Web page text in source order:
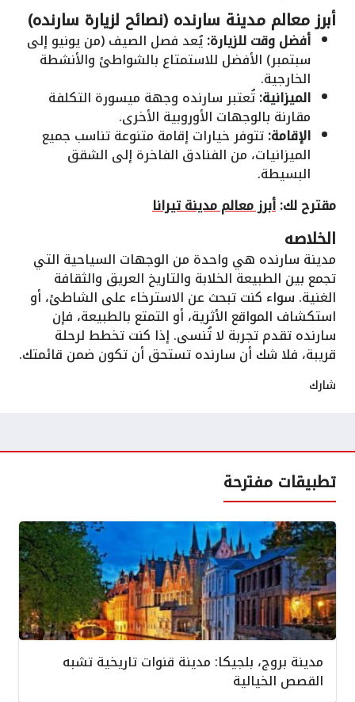
أبرز معالم مدينة سارنده (نصائح لزيارة سارنده)
أفضل وقت للزيارة:يُعد فصل الصيف (من يونيو إلى
سبتمبر) الأفضل للاستمتاع بالشواطئ والأنشطة
الخارجية.
الميزانية:تُعتبر سارنده وجهة ميسورة التكلفة
مقارنة بالوجهات الأوروبية الأخرى.
الإقامة:تتوفر خيارات إقامة متنوعة تناسب جميع
الميزانيات، من الفنادق الفاخرة إلى الشقق
البسيطة.
مقترح لك:أبرز معالم مدينة تيرانا
الخلاصه
مدينة سارنده هي واحدة من الوجهات السياحية التي
تجمع بين الطبيعة الخلابة والتاريخ العريق والثقافة
الغنية. سواء كنت تبحث عن الاسترخاء على الشاطئ، أو
استكشاف المواقع الأثرية، أو التمتع بالطبيعة، فإن
سارنده تقدم تجربة لا تُنسى. إذا كنت تخطط لرحلة
قريبة، فلا شك أن سارنده تستحق أن تكون ضمن قائمتك.
شارك
تطبيقات مفترحة
مدينة بروج، بلجيكا: مدينة قنوات تاريخية تشبه
القصص الخيالية